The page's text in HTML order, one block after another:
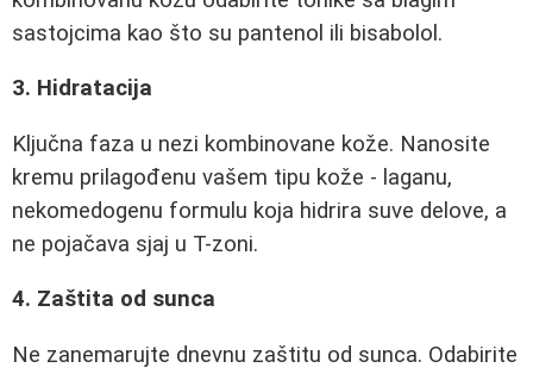
sastojcima kao što su pantenol ili bisabolol.
3. Hidratacija
Ključna faza u nezi kombinovane kože. Nanosite
kremu prilagođenu vašem tipu kože - laganu,
nekomedogenu formulu koja hidrira suve delove, a
ne pojačava sjaj u T-zoni.
4. Zaštita od sunca
Ne zanemarujte dnevnu zaštitu od sunca. Odabirite